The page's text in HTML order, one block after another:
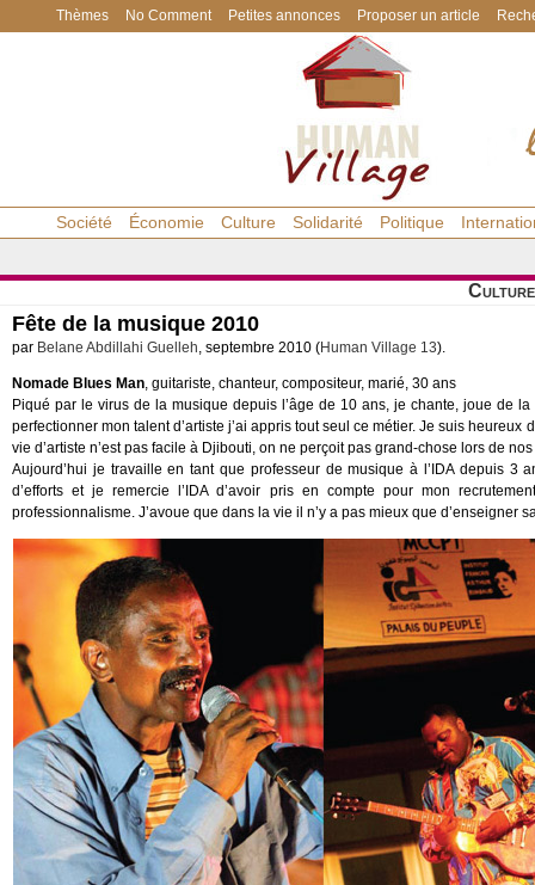
Thèmes No Comment Petites annonces Proposer un article
Société Économie Culture Solidarité Politique
Culture
Fête de la musique 2010
par Belane Abdillahi Guelleh, septembre 2010 (Human Village 13).
Nomade Blues Man, guitariste, chanteur, compositeur, marié, 30 ans
Piqué par le virus de la musique depuis l’âge de 10 ans, je chante, joue de
perfectionner mon talent d’artiste j’ai appris tout seul ce métier. Je suis
vie d’artiste n’est pas facile à Djibouti, on ne perçoit pas grand-chose lors de
Aujourd’hui je travaille en tant que professeur de musique à l’IDA depuis
d’efforts et je remercie l’IDA d’avoir pris en compte pour mon
professionnalisme. J’avoue que dans la vie il n’y a pas mieux que d’enseigner